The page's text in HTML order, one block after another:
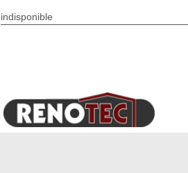
indisponible